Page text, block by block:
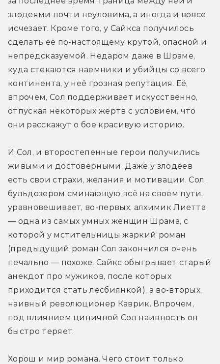
злодеями почти неуловима, а иногда и вовсе
исчезает. Кроме того, у Сайкса получилось
сделать её по-настоящему крутой, опасной и
непредсказуемой. Недаром даже в Шраме,
куда стекаются наемники и убийцы со всего
континента, у неё грозная репутация. Её,
впрочем, Сол поддерживает искусственно,
отпуская некоторых жертв с условием, что
они расскажут о бое красивую историю.
И Сол, и второстепенные герои получились
живыми и достоверными. Даже у злодеев
есть свои страхи, желания и мотивации. Сол,
бульдозером сминающую всё на своем пути,
уравновешивает, во-первых, алхимик Лиетта
— одна из самых умных женщин Шрама, с
которой у мстительницы жаркий роман
(предыдущий роман Сол закончился очень
печально — похоже, Сайкс обыгрывает старый
анекдот про мужиков, после которых
приходится стать лесбиянкой), а во-вторых,
наивный революционер Каврик. Впрочем,
под влиянием циничной Сол наивность он
быстро теряет.
Хорош и мир романа. Чего стоит только